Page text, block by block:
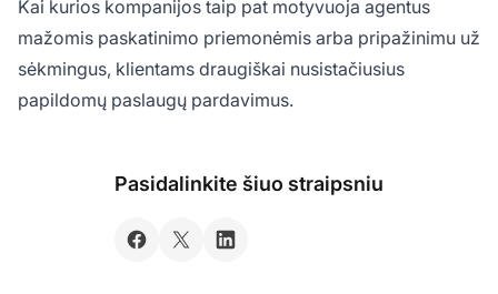
Kai kurios kompanijos taip pat motyvuoja agentus
mažomis paskatinimo priemonėmis arba pripažinimu už
sėkmingus, klientams draugiškai nusistačiusius
papildomų paslaugų pardavimus.
Pasidalinkite šiuo straipsniu